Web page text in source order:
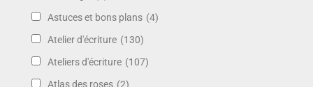
Astuces et bons plans (4)
Atelier d'écriture (130)
Ateliers d'écriture (107)
Atlas des roses (2)